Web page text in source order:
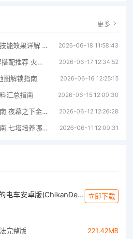
更多
三角洲行动干员液氮技能效果详解 三角洲行动干员液氮技能介绍 2026-06-18 11:58:43
火线战姬T0强度阵容搭配推荐 火线战姬T0强度阵容哪个好 2026-06-17 12:34:52
图解锁指南 2026-06-16 12:25:15
汇总指南 2026-06-15 12:00:30
夜幕之下金砖获取指南 夜幕之下金砖获取方法 2026-06-12 12:26:28
七塔培养英雄推荐指南 七塔培养哪个英雄好 2026-06-11 12:00:31
拥挤的电车安卓版(ChikanDensya2) 立即下载
完整版 221.42MB